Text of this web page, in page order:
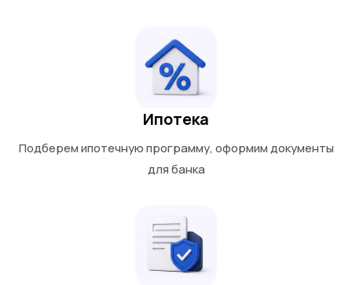
Ипотека
Подберем ипотечную программу, оформим документы
для банка